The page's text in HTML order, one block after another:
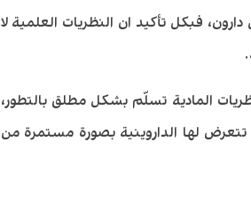
فبكل تأكيد ان النظريات العلمية لا
المادية تسلّم بشكل مطلق بالتطور،
لها الداروينية بصورة مستمرة من